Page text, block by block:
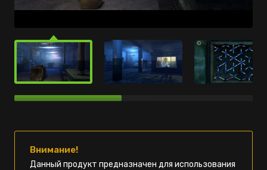
Внимание!
Данный продукт предназначен для использования